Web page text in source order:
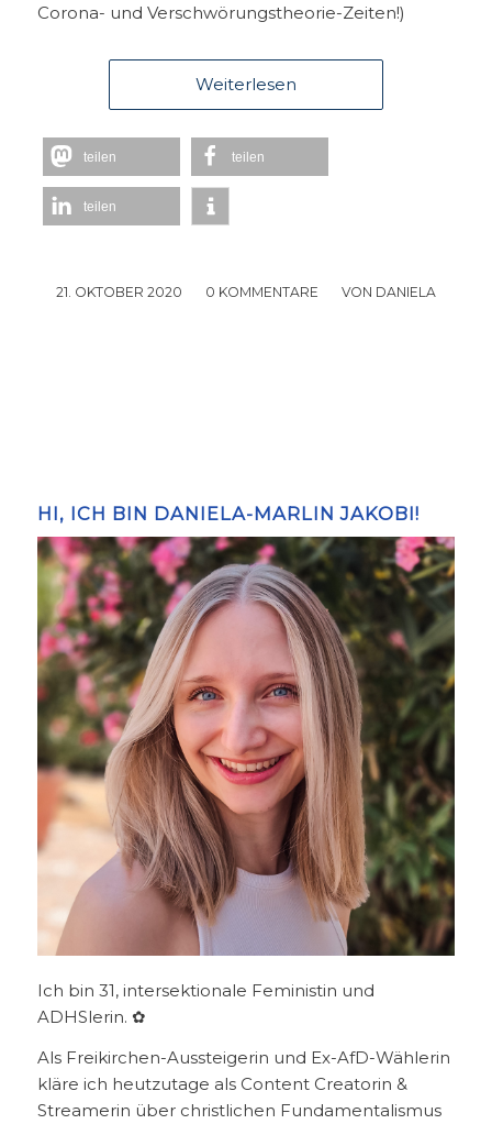
Corona- und Verschwörungstheorie-Zeiten!)
Weiterlesen
teilen teilen
teilen
21. OKTOBER 2020
/ 0 KOMMENTARE
/ VON DANIELA
HI, ICH BIN DANIELA-MARLIN JAKOBI!
Ich bin 31, intersektionale Feministin und
ADHSlerin. ✿
Als Freikirchen-Aussteigerin und Ex-AfD-Wählerin
kläre ich heutzutage als Content Creatorin &
Streamerin über christlichen Fundamentalismus